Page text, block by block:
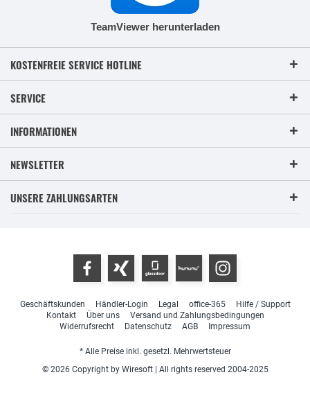
TeamViewer herunterladen
KOSTENFREIE SERVICE HOTLINE
SERVICE
INFORMATIONEN
NEWSLETTER
UNSERE ZAHLUNGSARTEN
Geschäftskunden Händler-Login Legal office-365
Hilfe / Support
Kontakt
Über uns
Versand und Zahlungsbedingungen
Widerrufsrecht
Datenschutz AGB Impressum
* Alle Preise inkl. gesetzl. Mehrwertsteuer
© 2026 Copyright by Wiresoft | All rights reserved 2004-2025